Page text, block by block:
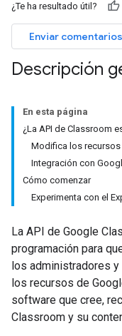
¿Te ha resultado útil?
Enviar comentarios
Descripción
En esta página
¿La API de Classroom
Modifica los
Integración con
Cómo comenzar
Experimenta con el
La API de Google
programación para
los administradores
los recursos de
software que cree,
Classroom y su